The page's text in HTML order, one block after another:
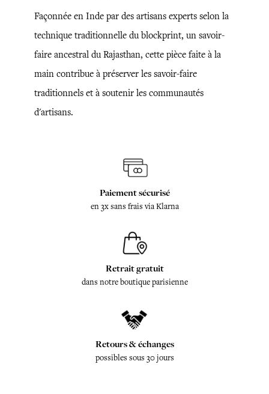
Façonnée en Inde par des artisans experts selon la
technique traditionnelle du blockprint, un savoir-
faire ancestral du Rajasthan, cette pièce faite à la
main contribue à préserver les savoir-faire
traditionnels et à soutenir les communautés
d'artisans.
Paiement sécurisé
en 3x sans frais via Klarna
Retrait gratuit
dans notre boutique parisienne
Retours & échanges
possibles sous 30 jours